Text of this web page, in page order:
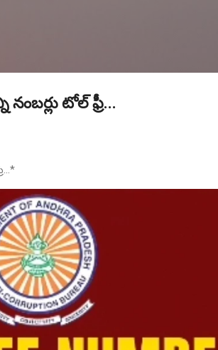
టోల్ ఫ్రీ...